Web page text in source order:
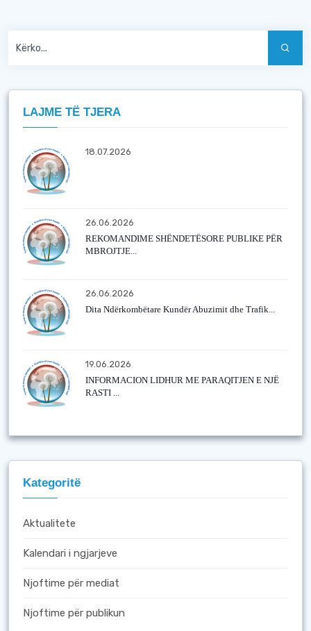
LAJME TË TJERA
18.07.2026
26.06.2026
REKOMANDIME SHËNDETËSORE PUBLIKE PËR
MBROJTJE...
26.06.2026
Dita Ndërkombëtare Kundër Abuzimit dhe Trafik...
19.06.2026
INFORMACION LIDHUR ME PARAQITJEN E NJË
RASTI ...
Kategoritë
Aktualitete
Kalendari i ngjarjeve
Njoftime për mediat
Njoftime për publikun